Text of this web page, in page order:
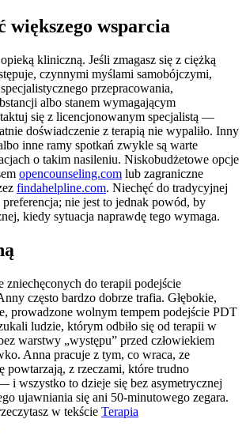
większego wsparcia
kliniczną. Jeśli zmagasz się z ciężką
czynnymi myślami samobójczymi,
przepracowania,
albo stanem wymagającym
się z licencjonowanym specjalistą —
doświadczenie z terapią nie wypaliło. Inny
inne ramy spotkań zwykle są warte
o takim nasileniu. Niskobudżetowe opcje
opencounseling.com lub zagraniczne
findahelpline.com. Niechęć do tradycyjnej
nie jest to jednak powód, by
kiedy sytuacja naprawdę tego wymaga.
zniechęconych do terapii podejście
często bardzo dobrze trafia. Głębokie,
prowadzone wolnym tempem podejście PDT
ludzie, którym odbiło się od terapii w
warstwy „występu” przed człowiekiem
Anna pracuje z tym, co wraca, ze
powtarzają, z rzeczami, które trudno
i wszystko to dzieje się bez asymetrycznej
ujawniania się ani 50-minutowego zegara.
w tekście Terapia